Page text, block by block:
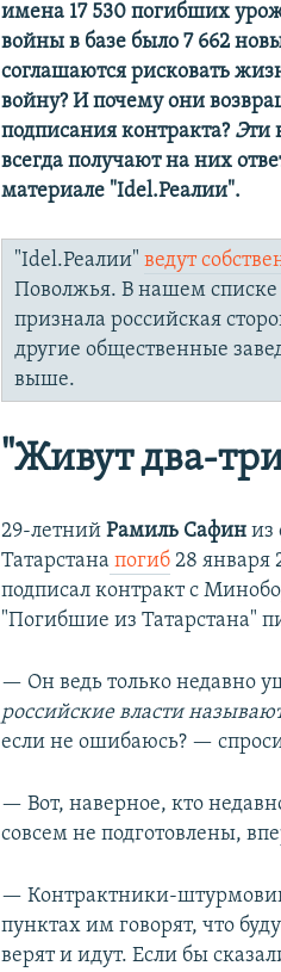
имена 17 530 погибших
войны в базе было 7 662
соглашаются рисковать
войну? И почему они
подписания контракта?Эти
всегда получают на них
материале "Idel.Реалии".
"Idel.Реалии" ведут
Поволжья. В нашем списке
признала российская
другие общественные
выше.
"Живут два-
29-летний Рамиль Сафин из
Татарстана погиб 28 января
подписал контракт с
"Погибшие из Татарстана"
— Он ведь только недавно
российские власти
если не ошибаюсь? —
— Вот, наверное, кто
совсем не подготовлены,
— Контрактники-
пунктах им говорят, что
верят и идут. Если бы